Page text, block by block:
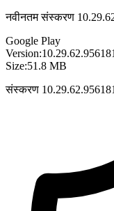
नवीनतम संस्करण
Google Play
Version:
Size:51.8 MB
संस्करण